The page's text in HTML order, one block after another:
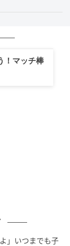
先輩の仕事じ
てをマニュア
！マッチ棒
」いつまでも子